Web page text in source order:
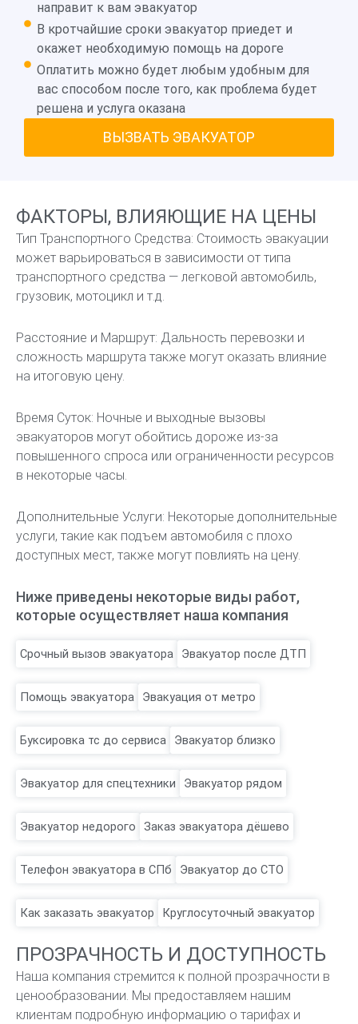
направит к вам эвакуатор
В кротчайшие сроки эвакуатор приедет и
окажет необходимую помощь на дороге
Оплатить можно будет любым удобным для
вас способом после того, как проблема будет
решена и услуга оказана
ВЫЗВАТЬ ЭВАКУАТОР
ФАКТОРЫ, ВЛИЯЮЩИЕ НА ЦЕНЫ
Тип Транспортного Средства: Стоимость эвакуации
может варьироваться в зависимости от типа
транспортного средства — легковой автомобиль,
грузовик, мотоцикл и т.д.
Расстояние и Маршрут: Дальность перевозки и
сложность маршрута также могут оказать влияние
на итоговую цену.
Время Суток: Ночные и выходные вызовы
эвакуаторов могут обойтись дороже из-за
повышенного спроса или ограниченности ресурсов
в некоторые часы.
Дополнительные Услуги: Некоторые дополнительные
услуги, такие как подъем автомобиля с плохо
доступных мест, также могут повлиять на цену.
Ниже приведены некоторые виды работ,
которые осуществляет наша компания
Срочный вызов эвакуатора Эвакуатор после ДТП
Помощь эвакуатора Эвакуация от метро
Буксировка тс до сервиса Эвакуатор близко
Эвакуатор для спецтехники Эвакуатор рядом
Эвакуатор недорого Заказ эвакуатора дёшево
Телефон эвакуатора в СПб Эвакуатор до СТО
Как заказать эвакуатор Круглосуточный эвакуатор
ПРОЗРАЧНОСТЬ И ДОСТУПНОСТЬ
Наша компания стремится к полной прозрачности в
ценообразовании. Мы предоставляем нашим
клиентам подробную информацию о тарифах и